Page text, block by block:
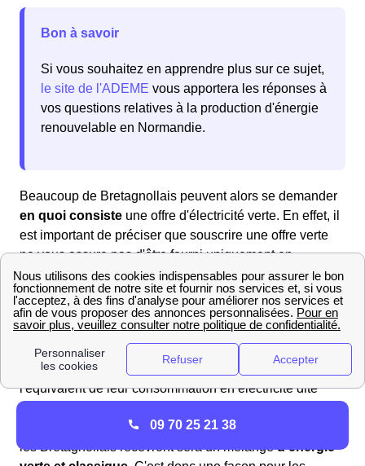
Bon à savoir
Si vous souhaitez en apprendre plus sur ce sujet,
le site de l'ADEME vous apportera les réponses à
vos questions relatives à la production d'énergie
renouvelable en Normandie.
Beaucoup de Bretagnollais peuvent alors se demander
en quoi consiste une offre d'électricité verte. En effet, il
est important de préciser que souscrire une offre verte
ne vous assure pas d'être fourni uniquement en
électricité issue d'une production d'énergie renouvelable
en Normandie.
S'abonner à un contrat d'électricité verte permet
cependant aux habitants de Bretagnolles de voir le
fournisseurréinjecter dans le réseau
l'équivalent de leur consommation en électricité dite
photovoltaïques, éoliennes etc.). Ainsi, l'électricité que
les Bretagnollais recevront sera un mélanged'énergie
09 70 25 21 38